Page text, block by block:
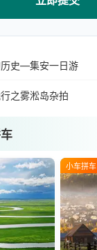
史—集安一日游
之雾淞岛杂拍
小车拼车